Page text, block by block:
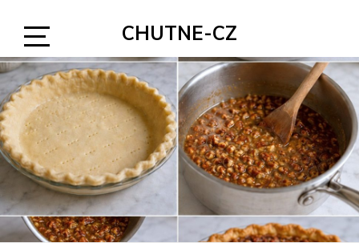
content
Open
Sidebar
CHUTNE-CZ